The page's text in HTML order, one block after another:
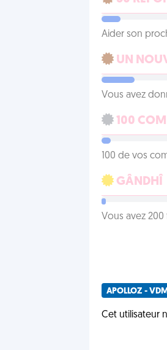
Aider son
UN
Vous avez
100
100 de vos
GÂNDHÎ
Vous avez
APOLLOZ -
Cet utilisateur